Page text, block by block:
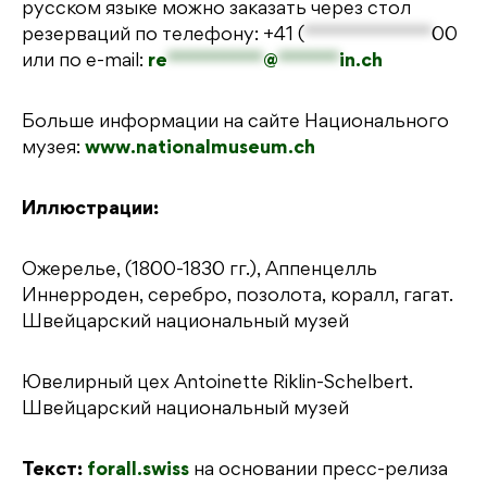
русском языке можно заказать через стол
резерваций по телефону: +41 ( *************00
или по е-mail: re***********@*******in.ch
Больше информации на сайте Национального
музея: www.nationalmuseum.ch
Иллюстрации:
Ожерелье, (1800-1830 гг.), Аппенцелль
Иннерроден, серебро, позолота, коралл, гагат.
Швейцарский национальный музей
Ювелирный цех Antoinette Riklin-Schelbert.
Швейцарский национальный музей
Текст: forall.swiss на основании пресс-релиза